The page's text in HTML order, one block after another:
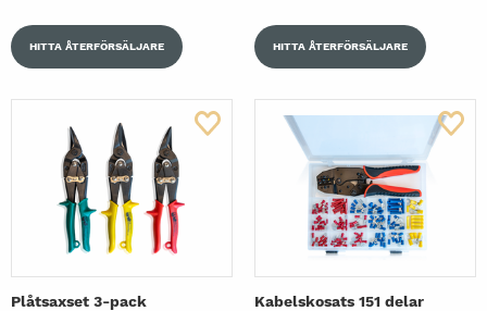
HITTA ÅTERFÖRSÄLJARE HITTA ÅTERFÖRSÄLJARE
Plåtsaxset 3-pack Kabelskosats 151 delar